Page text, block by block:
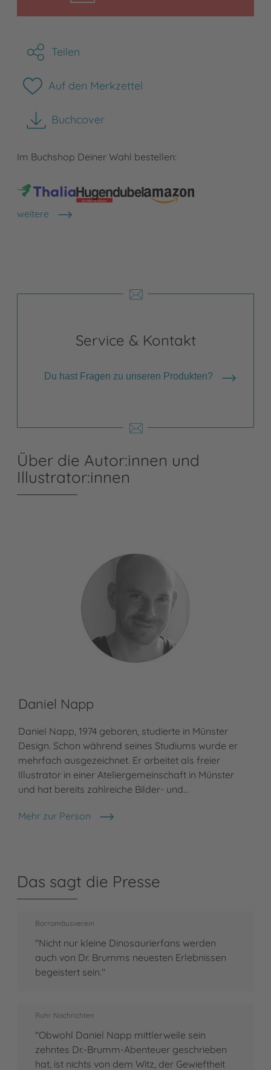
Teilen
Auf den Merkzettel
Buchcover
herunterladen
Im Buchshop Deiner Wahl bestellen:
weitere
Shops anzeigen
Service & Kontakt
Du hast Fragen zu unseren Produkten?
Über die Autor:innen und
Illustrator:innen
Daniel Napp
Daniel Napp, 1974 geboren, studierte in Münster
Design. Schon während seines Studiums wurde er
mehrfach ausgezeichnet. Er arbeitet als freier
Illustrator in einer Ateliergemeinschaft in Münster
und hat bereits zahlreiche Bilder- und…
Mehr zur Person
Daniel Napp
Das sagt die Presse
Borromäusverein
"Nicht nur kleine Dinosaurierfans werden
auch von Dr. Brumms neuesten Erlebnissen
begeistert sein."
Ruhr Nachrichten
"Obwohl Daniel Napp mittlerweile sein
zehntes Dr.-Brumm-Abenteuer geschrieben
hat, ist nichts von dem Witz, der Gewieftheit